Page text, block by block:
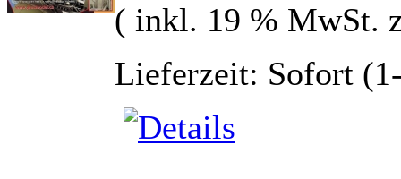
( inkl. 19 % MwSt.
Lieferzeit: Sofort